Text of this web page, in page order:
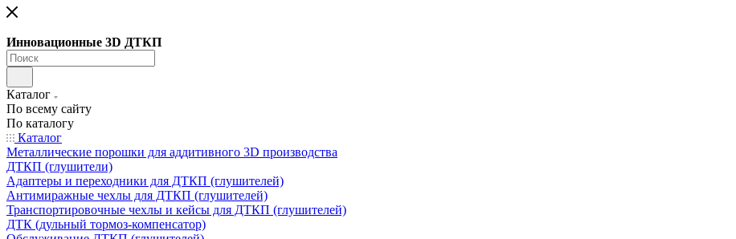
Инновационные 3D ДТКП
Каталог
По всему сайту
По каталогу
Каталог
Металлические порошки для аддитивного 3D производства
ДТКП (глушители)
Адаптеры и переходники для ДТКП (глушителей)
Антимиражные чехлы для ДТКП (глушителей)
Транспортировочные чехлы и кейсы для ДТКП (глушителей)
ДТК (дульный тормоз-компенсатор)